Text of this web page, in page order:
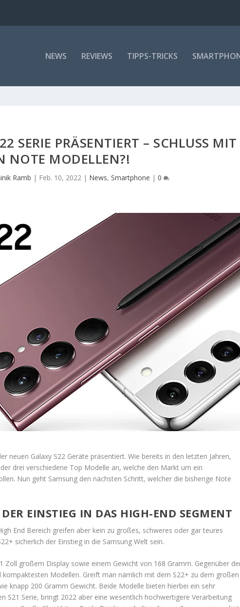
NEWS REVIEWS TIPPS-TRICKS
SERIE PRÄSENTIERT – SCHLUSS MIT
NOTE MODELLEN?!
Ramb | Feb. 10, 2022| News, Smartphone | 0
neuen Galaxy S22 Geräte präsentiert. Wie bereits in den letzten Jahren,
drei verschiedene Top Modelle an, welche den Markt um ein
Nun geht Samsung den nächsten Schritt, welcher die bisherige Note
EINSTIEG IN DAS HIGH-END SEGMENT
End Bereich greifen aber kein zu großes, schweres oder gar teures
sicherlich der Einstieg in die Samsung Welt sein.
Zoll großem Display sowie einem Gewicht von 168 Gramm. Gegenüber
Modellen. Greift man nämlich mit dem S22+ zu dem großen
knapp 200 Gramm Gewicht. Beide Modelle bieten hierbei ein sehr
S21 Serie, bringt 2022 aber eine wesentlich hochwertigere Verarbeitung